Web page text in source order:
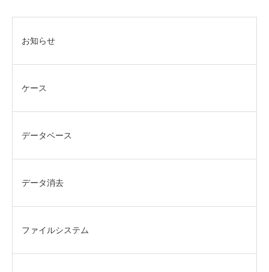
お知らせ
ケース
データベース
データ消去
ファイルシステム